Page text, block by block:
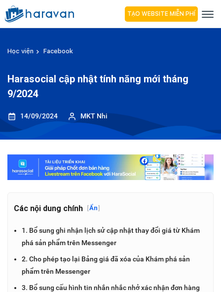
TẠO WEBSITE MIỄN PHÍ
Học viện Facebook
Harasocial cập nhật tính năng mới tháng
9/2024
14/09/2024 MKT Nhi
Các nội dung chính [Ẩn]
1. Bổ sung ghi nhận lịch sử cập nhật thay đổi giá từ Khám
phá sản phẩm trên Messenger
2. Cho phép tạo lại Bảng giá đã xóa của Khám phá sản
phẩm trên Messenger
3. Bổ sung cấu hình tin nhắn nhắc nhở xác nhận đơn hàng